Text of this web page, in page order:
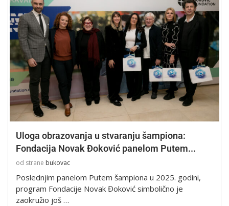
Uloga obrazovanja u stvaranju šampiona:
Fondacija Novak Đoković panelom Putem...
od strane bukovac
Poslednjim panelom Putem šampiona u 2025. godini,
program Fondacije Novak Đoković simbolično je
zaokružio još …